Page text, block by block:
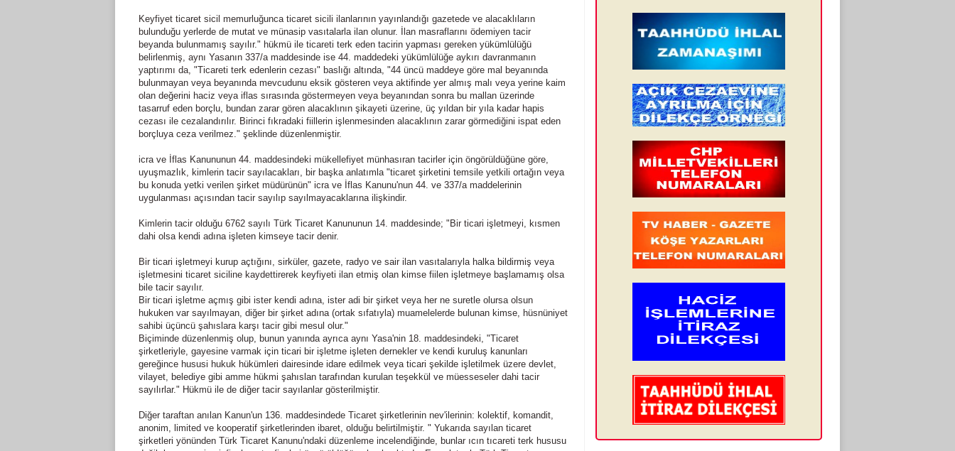
Keyfiyet ticaret sicil memurluğunca ticaret sicili ilanlarının yayınlandığı gazetede ve alacaklıların
bulunduğu yerlerde de mutat ve münasip vasıtalarla ilan olunur. İlan masraflarını ödemiyen tacir
beyanda bulunmamış sayılır." hükmü ile ticareti terk eden tacirin yapması gereken yükümlülüğü
belirlenmiş, aynı Yasanın 337/a maddesinde ise 44. maddedeki yükümlülüğe aykırı davranmanın
yaptırımı da, "Ticareti terk edenlerin cezası" baslığı altında, "44 üncü maddeye göre mal beyanında
bulunmayan veya beyanında mevcudunu eksik gösteren veya aktifinde yer almış malı veya yerine kaim
olan değerini haciz veya iflas sırasında göstermeyen veya beyanından sonra bu mallan üzerinde
tasarruf eden borçlu, bundan zarar gören alacaklının şikayeti üzerine, üç yıldan bir yıla kadar hapis
cezası ile cezalandırılır. Birinci fıkradaki fiillerin işlenmesinden alacaklının zarar görmediğini ispat eden
borçluya ceza verilmez." şeklinde düzenlenmiştir.
icra ve İflas Kanununun 44. maddesindeki mükellefiyet münhasıran tacirler için öngörüldüğüne göre,
uyuşmazlık, kimlerin tacir sayılacakları, bir başka anlatımla "ticaret şirketini temsile yetkili ortağın veya
bu konuda yetki verilen şirket müdürünün" icra ve İflas Kanunu'nun 44. ve 337/a maddelerinin
uygulanması açısından tacir sayılıp sayılmayacaklarına ilişkindir.
Kimlerin tacir olduğu 6762 sayılı Türk Ticaret Kanununun 14. maddesinde; "Bir ticari işletmeyi, kısmen
dahi olsa kendi adına işleten kimseye tacir denir.
Bir ticari işletmeyi kurup açtığını, sirküler, gazete, radyo ve sair ilan vasıtalarıyla halka bildirmiş veya
işletmesini ticaret siciline kaydettirerek keyfiyeti ilan etmiş olan kimse fiilen işletmeye başlamamış olsa
bile tacir sayılır.
Bir ticari işletme açmış gibi ister kendi adına, ister adi bir şirket veya her ne suretle olursa olsun
hukuken var sayılmayan, diğer bir şirket adına (ortak sıfatıyla) muamelelerde bulunan kimse, hüsnüniyet
sahibi üçüncü şahıslara karşı tacir gibi mesul olur."
Biçiminde düzenlenmiş olup, bunun yanında ayrıca aynı Yasa'nin 18. maddesindeki, "Ticaret
şirketleriyle, gayesine varmak için ticari bir işletme işleten dernekler ve kendi kuruluş kanunları
gereğince hususi hukuk hükümleri dairesinde idare edilmek veya ticari şekilde işletilmek üzere devlet,
vilayet, belediye gibi amme hükmi şahıslan tarafından kurulan teşekkül ve müesseseler dahi tacir
sayılırlar." Hükmü ile de diğer tacir sayılanlar gösterilmiştir.
Diğer taraftan anılan Kanun'un 136. maddesindede Ticaret şirketlerinin nev'ilerinin: kolektif, komandit,
anonim, limited ve kooperatif şirketlerinden ibaret, olduğu belirtilmiştir. " Yukarıda sayılan ticaret
şirketleri yönünden Türk Ticaret Kanunu'ndaki düzenleme incelendiğinde, bunlar ıcın tıcareti terk hususu